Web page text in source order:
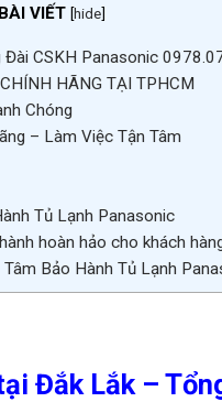
VIẾT [hide]
CSKH Panasonic
HÃNG TẠI TPHCM
Chóng
– Làm Việc Tận Tâm
Tủ Lạnh Panasonic
hoàn hảo cho khách
Bảo Hành Tủ Lạnh
Đắk Lắk –